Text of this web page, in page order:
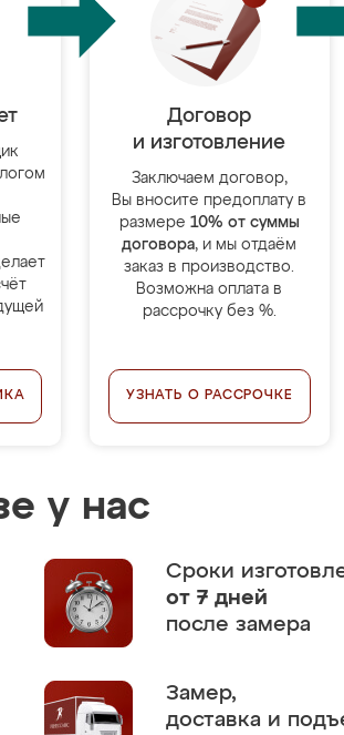
Договор
и изготовление
Заключаем договор,
Вы вносите предоплату в
размере 10% от суммы
договора, и мы отдаём
заказ в производство.
Возможна оплата в
рассрочку без %.
УЗНАТЬ О РАССРОЧКЕ
у нас
Сроки
от 7 дней
после замера
Замер,
доставка и